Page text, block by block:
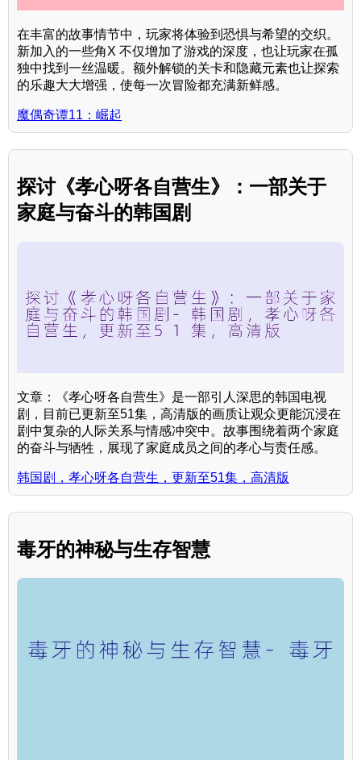
在丰富的故事情节中，玩家将体验到恐惧与希望的交织。
新加入的一些角X 不仅增加了游戏的深度，也让玩家在孤
独中找到一丝温暖。额外解锁的关卡和隐藏元素也让探索
的乐趣大大增强，使每一次冒险都充满新鲜感。
魔偶奇谭11：崛起
探讨《孝心呀各自营生》：一部关于
家庭与奋斗的韩国剧
文章：《孝心呀各自营生》是一部引人深思的韩国电视
剧，目前已更新至51集，高清版的画质让观众更能沉浸在
剧中复杂的人际关系与情感冲突中。故事围绕着两个家庭
的奋斗与牺牲，展现了家庭成员之间的孝心与责任感。
韩国剧，孝心呀各自营生，更新至51集，高清版
毒牙的神秘与生存智慧